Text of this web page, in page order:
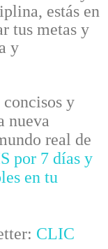
estás en
tus metas y
y
concisos y
nueva
real de
por 7 días y
en tu
CLIC